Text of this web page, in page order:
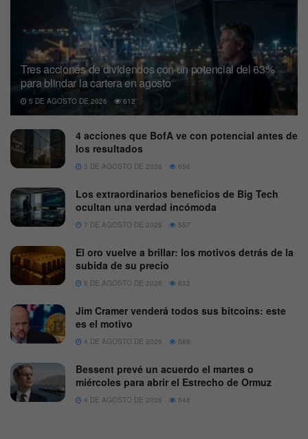
Tres acciones de dividendos con un potencial del 63%
para blindar la cartera en agosto
5 DE AGOSTO DE 2026 612
4 acciones que BofA ve con potencial antes de
los resultados
3 DE AGOSTO DE 2026 656
Los extraordinarios beneficios de Big Tech
ocultan una verdad incómoda
7 DE AGOSTO DE 2026 557
El oro vuelve a brillar: los motivos detrás de la
subida de su precio
6 DE AGOSTO DE 2026 632
Jim Cramer venderá todos sus bitcoins: este
es el motivo
4 DE AGOSTO DE 2026 588
Bessent prevé un acuerdo el martes o
miércoles para abrir el Estrecho de Ormuz
4 DE AGOSTO DE 2026 548